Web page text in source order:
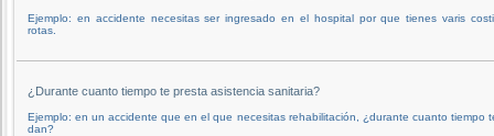
Ejemplo: en accidente necesitas ser ingresado en el hospital por que tienes varis
rotas.
¿Durante cuanto tiempo te presta asistencia sanitaria?
Ejemplo: en un accidente que en el que necesitas rehabilitación, ¿durante cuanto tiempo
dan?